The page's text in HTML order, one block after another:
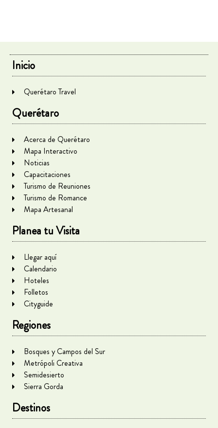
Inicio
Querétaro Travel
Querétaro
Acerca de Querétaro
Mapa Interactivo
Noticias
Capacitaciones
Turismo de Reuniones
Turismo de Romance
Mapa Artesanal
Planea tu Visita
Llegar aquí
Calendario
Hoteles
Folletos
Cityguide
Regiones
Bosques y Campos del Sur
Metrópoli Creativa
Semidesierto
Sierra Gorda
Destinos